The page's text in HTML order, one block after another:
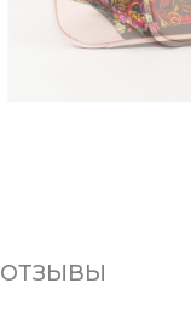
ОТЗЫВЫ